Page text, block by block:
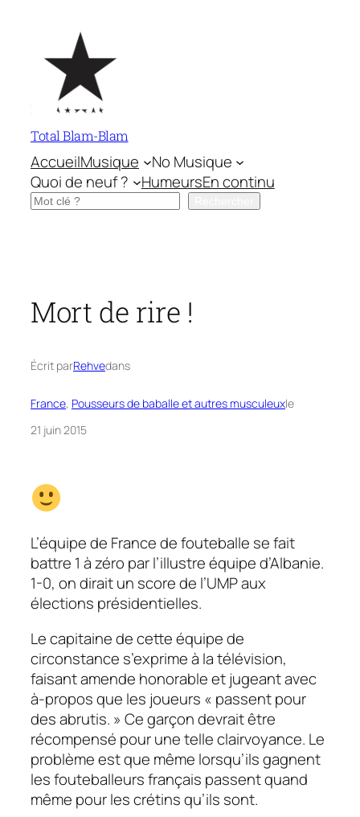
contenu
Total Blam-Blam
AccueilMusique
No Musique
Quoi de neuf ?
HumeursEn continu
Rechercher
Mort de rire !
Écrit parRehvedans
France, Pousseurs de baballe et autres musculeuxle
21 juin 2015
L’équipe de France de fouteballe se fait
battre 1 à zéro par l’illustre équipe d’Albanie.
1-0, on dirait un score de l’UMP aux
élections présidentielles.
Le capitaine de cette équipe de
circonstance s’exprime à la télévision,
faisant amende honorable et jugeant avec
à-propos que les joueurs « passent pour
des abrutis. » Ce garçon devrait être
récompensé pour une telle clairvoyance. Le
problème est que même lorsqu’ils gagnent
les fouteballeurs français passent quand
même pour les crétins qu’ils sont.